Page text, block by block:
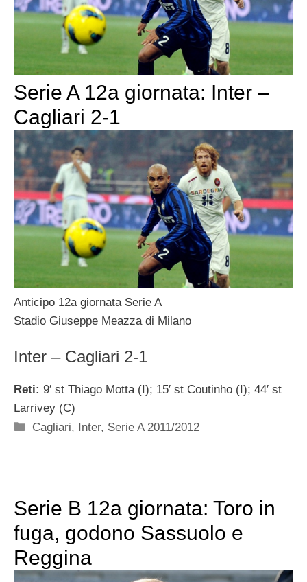
Serie A 12a giornata: Inter –
Cagliari 2-1
Anticipo 12a giornata Serie A
Stadio Giuseppe Meazza di Milano
Inter – Cagliari 2-1
Reti: 9′ st Thiago Motta (I); 15′ st Coutinho (I); 44′ st
Larrivey (C)
Categorie
Cagliari, Inter, Serie A 2011/2012
Serie B 12a giornata: Toro in
fuga, godono Sassuolo e
Reggina